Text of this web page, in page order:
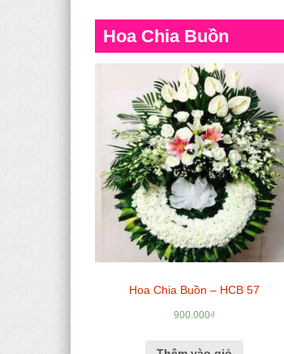
Hoa Chia Buồn
Hoa Chia Buồn – HCB 57
900.000₫